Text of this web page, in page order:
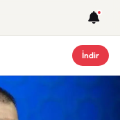
İndir